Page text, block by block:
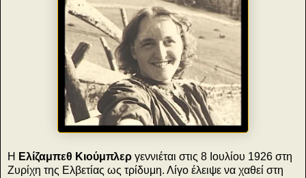
Η Ελίζαμπεθ Κιούμπλερ γεννιέται στις 8 Ιουλίου 1926 στη
Ζυρίχη της Ελβετίας ως τρίδυμη. Λίγο έλειψε να χαθεί στη